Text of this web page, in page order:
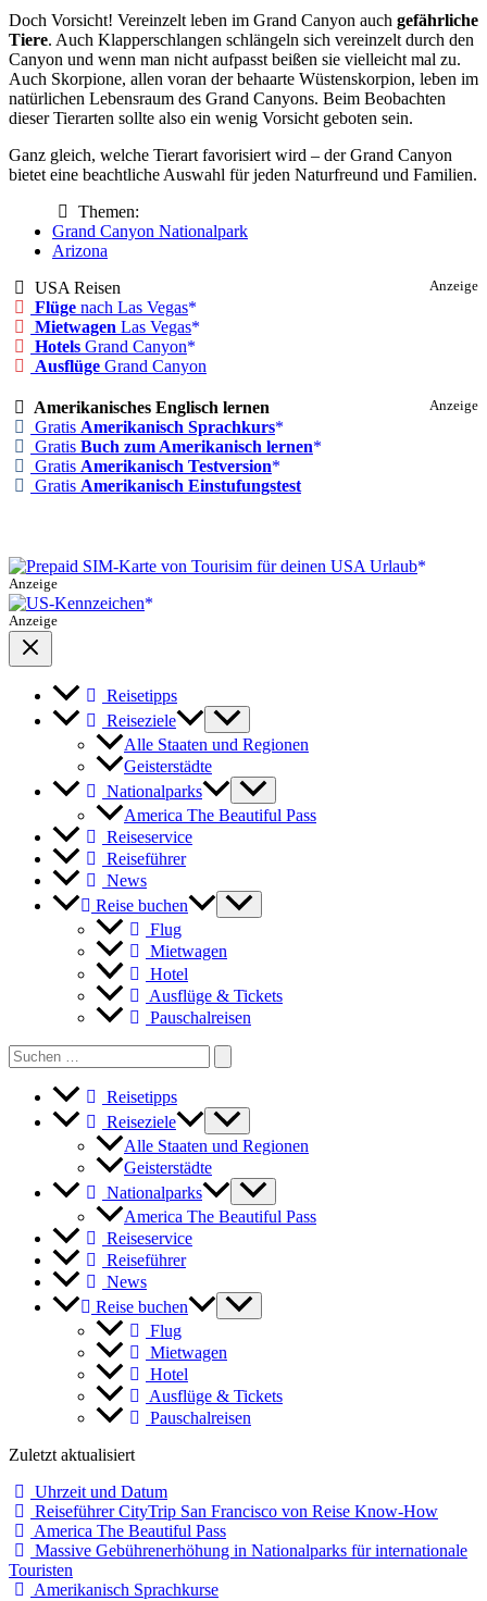
Doch Vorsicht! Vereinzelt leben im Grand Canyon auch gefährliche
Tiere. Auch Klapperschlangen schlängeln sich vereinzelt durch den
Canyon und wenn man nicht aufpasst beißen sie vielleicht mal zu.
Auch Skorpione, allen voran der behaarte Wüstenskorpion, leben im
natürlichen Lebensraum des Grand Canyons. Beim Beobachten
dieser Tierarten sollte also ein wenig Vorsicht geboten sein.
Ganz gleich, welche Tierart favorisiert wird – der Grand Canyon
bietet eine beachtliche Auswahl für jeden Naturfreund und Familien.
Themen:
Grand Canyon Nationalpark
Arizona
Anzeige
USA Reisen
Flüge nach Las Vegas
Mietwagen Las Vegas
Hotels Grand Canyon
Ausflüge Grand Canyon
Anzeige
Amerikanisches Englisch lernen
Gratis Amerikanisch Sprachkurs
Gratis Buch zum Amerikanisch lernen
Gratis Amerikanisch Testversion
Gratis Amerikanisch Einstufungstest
Anzeige
Anzeige
Reisetipps
Reiseziele
Alle Staaten und Regionen
Geisterstädte
Nationalparks
America The Beautiful Pass
Reiseservice
Reiseführer
News
Reise buchen
Flug
Mietwagen
Hotel
Ausflüge & Tickets
Pauschalreisen
Search
for:
Reisetipps
Reiseziele
Alle Staaten und Regionen
Geisterstädte
Nationalparks
America The Beautiful Pass
Reiseservice
Reiseführer
News
Reise buchen
Flug
Mietwagen
Hotel
Ausflüge & Tickets
Pauschalreisen
Zuletzt aktualisiert
Uhrzeit und Datum
Reiseführer CityTrip San Francisco von Reise Know-How
America The Beautiful Pass
Massive Gebührenerhöhung in Nationalparks für internationale
Touristen
Amerikanisch Sprachkurse